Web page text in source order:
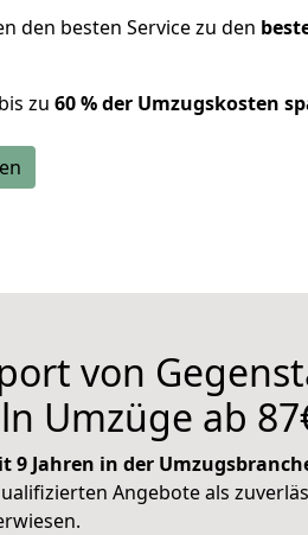
den besten Service zu den
zu 60 % der Umzugskosten
von
Umzüge ab
9 Jahren in der
Angebote als